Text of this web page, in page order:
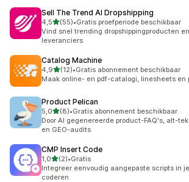
Sell The Trend AI Dropshipping
4,5van 5 sterren
(55)
55 recensies in totaal
•Gratis proefperiode beschikbaar
Vind snel trending dropshippingproducten
leveranciers
Catalog Machine
4,9van 5 sterren
(12)
12 recensies in totaal
•Gratis abonnement beschikbaar
Maak online- en pdf-catalogi, linesheets en
Product Pelican
5,0van 5 sterren
(8)
8 recensies in totaal
•Gratis abonnement beschikbaar
Door AI gegenereerde product-FAQ's, alt-
en GEO-audits
CMP Insert Code
1,0van 5 sterren
(2)
2 recensies in totaal
•Gratis
Integreer eenvoudig aangepaste scripts in
coderen